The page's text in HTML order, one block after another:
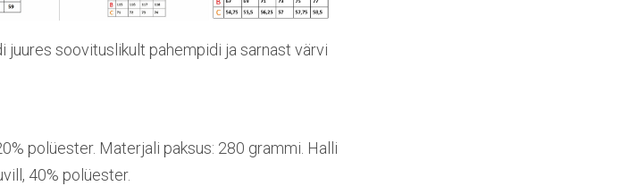
juures soovituslikult pahempidi ja sarnast värvi
polüester. Materjali paksus: 280 grammi. Halli
40% polüester.